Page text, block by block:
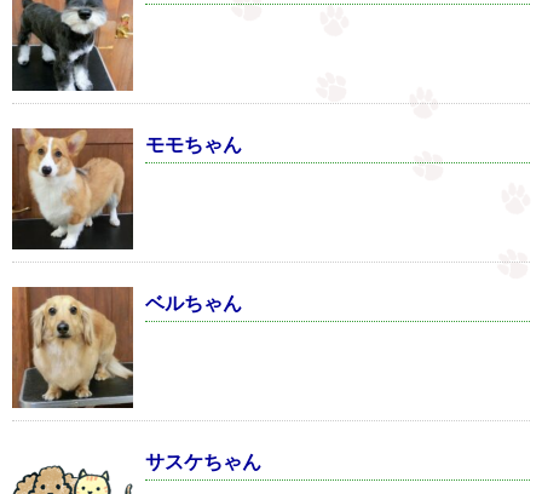
モモちゃん
ベルちゃん
サスケちゃん